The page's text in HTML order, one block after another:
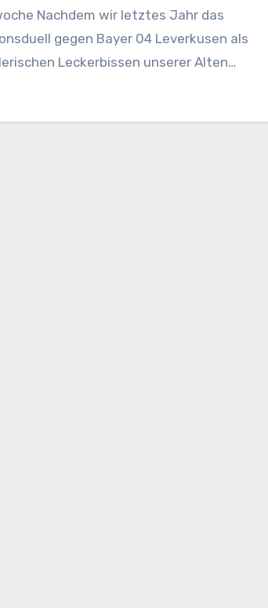
Nachdem wir letztes Jahr das
gegen Bayer 04 Leverkusen als
Leckerbissen unserer Alten…